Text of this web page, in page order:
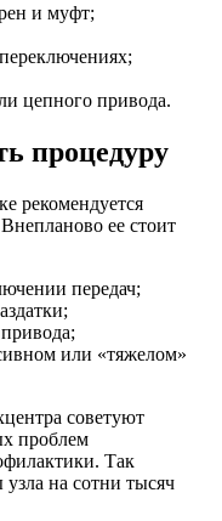
и муфт;
цепного привода.
процедуру
рекомендуется
ее стоит
передач;
или «тяжелом»
советуют
проблем
Так
на сотни тысяч